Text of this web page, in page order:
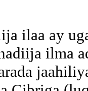
ilaa ay
ilma